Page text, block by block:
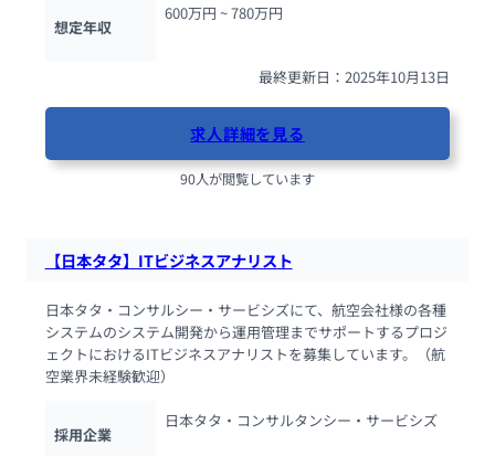
想定年収
600万円 ~ 780万円
最終更新日：2025年10月13日
求人詳細を見る
90人が閲覧しています
【日本タタ】ITビジネスアナリスト
日本タタ・コンサルシー・サービシズにて、航空会社様の各種
システムのシステム開発から運用管理までサポートするプロジ
ェクトにおけるITビジネスアナリストを募集しています。（航
空業界未経験歓迎）
採用企業
日本タタ・コンサルタンシー・サービシズ